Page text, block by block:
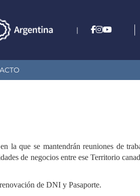
|
la que se mantendrán reuniones de
de negocios entre ese Territorio
de DNI y Pasaporte.